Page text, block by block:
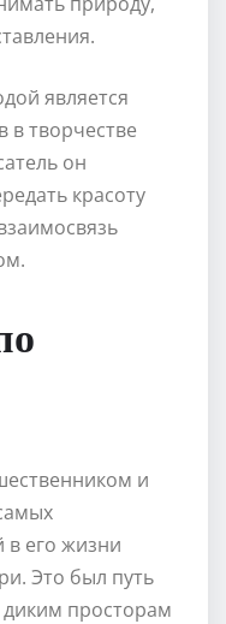
является
творчестве
он
красоту
и
в его жизни
Это был путь
просторам